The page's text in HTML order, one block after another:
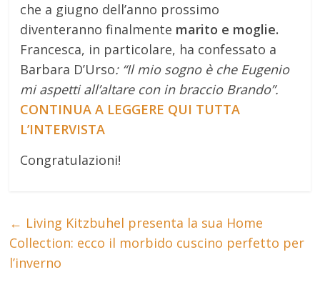
che a giugno dell’anno prossimo
diventeranno finalmente marito e moglie.
Francesca, in particolare, ha confessato a
Barbara D’Urso: “Il mio sogno è che Eugenio
mi aspetti all’altare con in braccio Brando”.
CONTINUA A LEGGERE QUI TUTTA
L’INTERVISTA
Congratulazioni!
← Living Kitzbuhel presenta la sua Home
Collection: ecco il morbido cuscino perfetto per
l’inverno